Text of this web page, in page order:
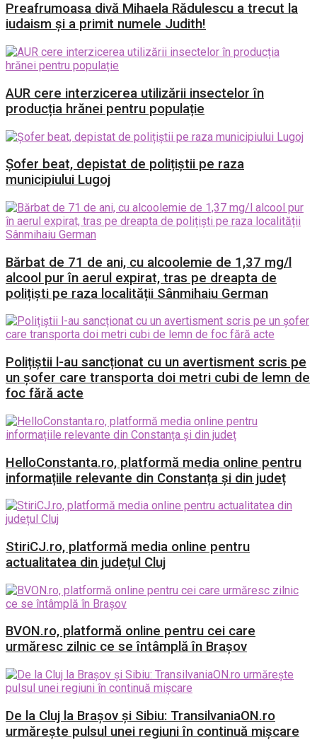
Preafrumoasa divă Mihaela Rădulescu a trecut la
iudaism și a primit numele Judith!
AUR cere interzicerea utilizării insectelor în
producția hrănei pentru populație
Șofer beat, depistat de polițiștii pe raza
municipiului Lugoj
Bărbat de 71 de ani, cu alcoolemie de 1,37 mg/l
alcool pur în aerul expirat, tras pe dreapta de
polițiști pe raza localității Sânmihaiu German
Polițiștii l-au sancționat cu un avertisment scris pe
un șofer care transporta doi metri cubi de lemn de
foc fără acte
HelloConstanta.ro, platformă media online pentru
informațiile relevante din Constanța și din județ
StiriCJ.ro, platformă media online pentru
actualitatea din județul Cluj
BVON.ro, platformă online pentru cei care
urmăresc zilnic ce se întâmplă în Brașov
De la Cluj la Brașov și Sibiu: TransilvaniaON.ro
urmărește pulsul unei regiuni în continuă mișcare